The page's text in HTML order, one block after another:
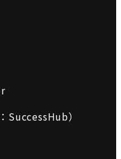
SuccessHub）